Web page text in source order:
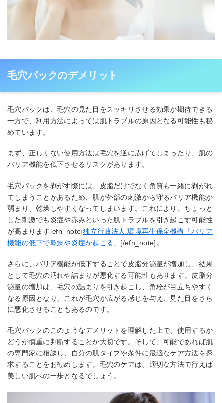
毛穴パックのデメリット
毛穴パックは、毛穴の見た目をスッキリさせる効果が期待できる
一方で、利用方法によっては肌トラブルの原因となる可能性も秘
めています。
まず、正しくない使用方法は毛穴を逆に広げてしまったり、肌の
バリア機能を低下させるリスクがあります。
毛穴パックを剥がす際には、皮脂だけでなく角質も一緒に剥がれ
てしまうことがあるため、肌が外部の刺激から守るバリア機能が
弱まり、乾燥しやすくなってしまいます。これにより、ちょっと
した刺激でも炎症や赤みといった肌トラブルを引き起こす可能性
が高まります[efn_note]独立行政法人 環境再生保全機構「バリア
機能の低下で乾燥や炎症が起こる」 [/efn_note]。
さらに、バリア機能が低下することで皮脂分泌量が増加し、結果
として毛穴の汚れや詰まりが悪化する可能性もあります。皮脂分
泌量の増加は、毛穴の詰まりを引き起こし、角栓が目立ちやすく
なる原因となり、これが毛穴が広がる感じを与え、見た目をさら
に悪化させることもあるのです。
毛穴パックのこのようなデメリットを理解した上で、使用するか
どうか慎重に判断することが大切です。そして、可能であれば肌
の専門家に相談し、自分の肌タイプや条件に最適なケア方法を探
求することをお勧めします。毛穴のケアは、適切な方法で行えば
美しい肌への一歩となるでしょう。